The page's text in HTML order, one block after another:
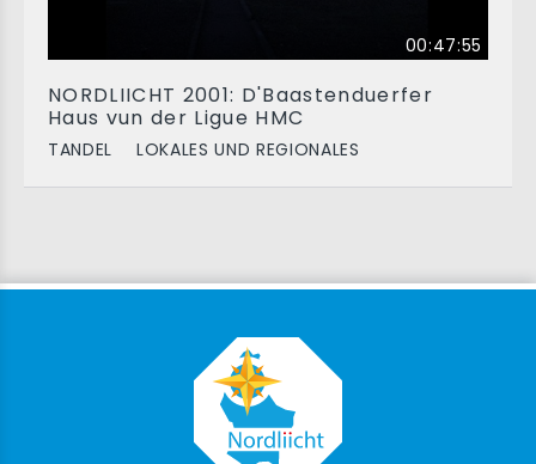
00:47:55
NORDLIICHT 2001: D'Baastenduerfer
Haus vun der Ligue HMC
TANDEL LOKALES UND REGIONALES